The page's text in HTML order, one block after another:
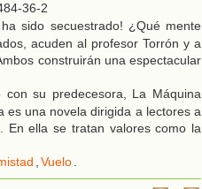
36-2
sido secuestrado! ¿Qué mente
acuden al profesor Torrón y a
construirán una espectacular
con su predecesora, La Máquina
es una novela dirigida a lectores a
En ella se tratan valores como la
,Vuelo.